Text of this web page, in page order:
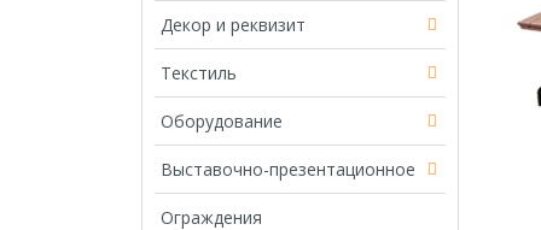
Декор и реквизит
Текстиль
Оборудование
Выставочно-презентационное
Ограждения